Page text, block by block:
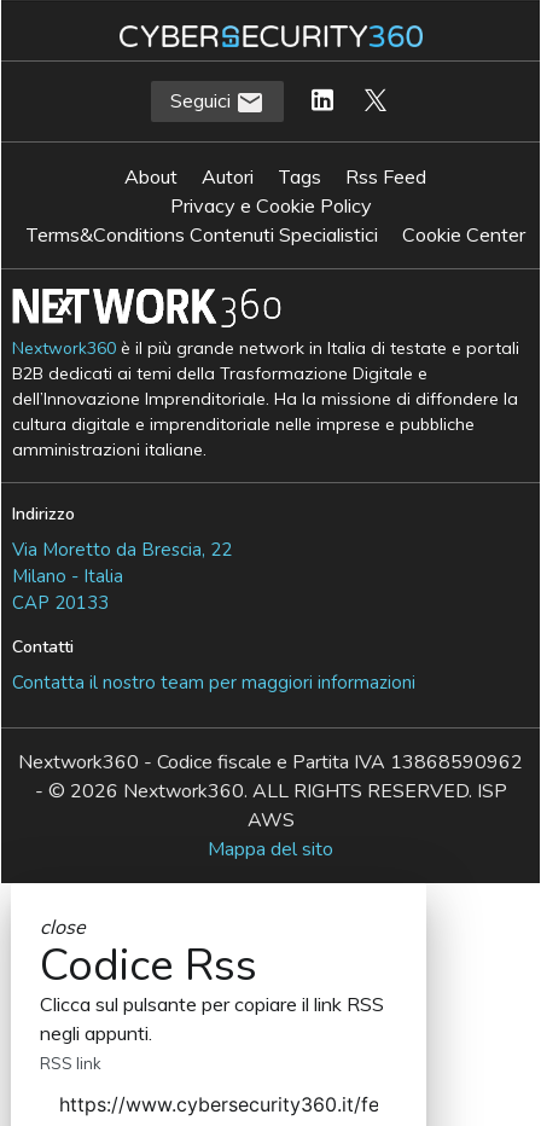
Seguici
About Autori Tags
Rss Feed
Privacy e Cookie Policy
Terms&Conditions Contenuti Specialistici
Cookie Center
Nextwork360 è il più grande network in Italia di testate e portali
B2B dedicati ai temi della Trasformazione Digitale e
dell’Innovazione Imprenditoriale. Ha la missione di diffondere la
cultura digitale e imprenditoriale nelle imprese e pubbliche
amministrazioni italiane.
Indirizzo
Via Moretto da Brescia, 22
Milano - Italia
CAP 20133
Contatti
Contatta il nostro team per maggiori informazioni
Nextwork360 - Codice fiscale e Partita IVA 13868590962
- © 2026 Nextwork360. ALL RIGHTS RESERVED. ISP
AWS
Mappa del sito
close
Codice Rss
Clicca sul pulsante per copiare il link RSS
negli appunti.
RSS link